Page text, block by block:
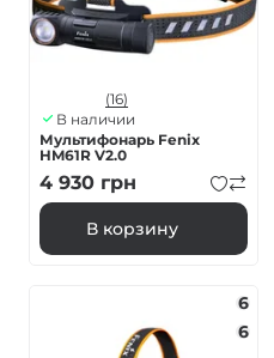
(16)
В наличии
Мультифонарь Fenix
HM61R V2.0
4 930 грн
В корзину
6
6